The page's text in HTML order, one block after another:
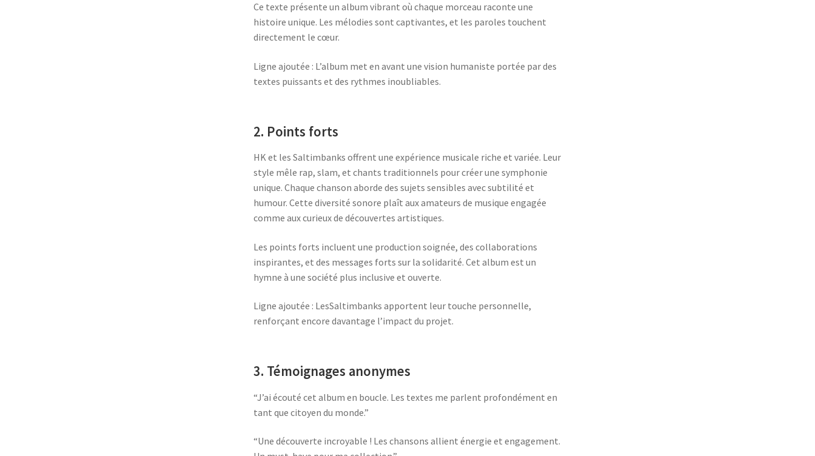
Ce texte présente un album vibrant où chaque morceau raconte une
histoire unique. Les mélodies sont captivantes, et les paroles touchent
directement le cœur.
Ligne ajoutée : L’album met en avant une vision humaniste portée par des
textes puissants et des rythmes inoubliables.
2. Points forts
HK et les Saltimbanks offrent une expérience musicale riche et variée. Leur
style mêle rap, slam, et chants traditionnels pour créer une symphonie
unique. Chaque chanson aborde des sujets sensibles avec subtilité et
humour. Cette diversité sonore plaît aux amateurs de musique engagée
comme aux curieux de découvertes artistiques.
Les points forts incluent une production soignée, des collaborations
inspirantes, et des messages forts sur la solidarité. Cet album est un
hymne à une société plus inclusive et ouverte.
Ligne ajoutée : LesSaltimbanks apportent leur touche personnelle,
renforçant encore davantage l’impact du projet.
3. Témoignages anonymes
“J’ai écouté cet album en boucle. Les textes me parlent profondément en
tant que citoyen du monde.”
“Une découverte incroyable ! Les chansons allient énergie et engagement.